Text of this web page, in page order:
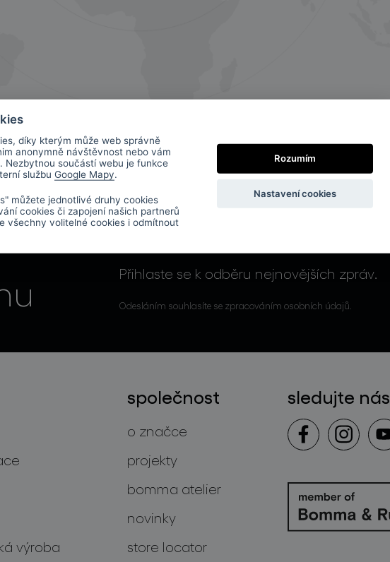
Přihlaste se k odběru nejnovějších zpráv.
Odesláním souhlasíte se zpracováním osobních údajů.
výroba
společnost
o značce
projekty
bomma atelier
novinky
store locator
sledujte nás
díky kterým může web správně
anonymně návštěvnost nebo vám
Nezbytnou součástí webu je funkce
službu Google Mapy.
můžete jednotlivé druhy cookies
cookies či zapojení našich partnerů
všechny volitelné cookies i odmítnout
Rozumím
Nastavení cookies